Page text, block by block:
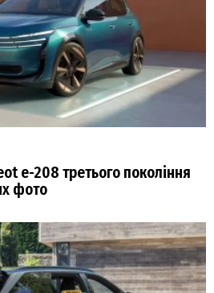
е-208 третього покоління
фото